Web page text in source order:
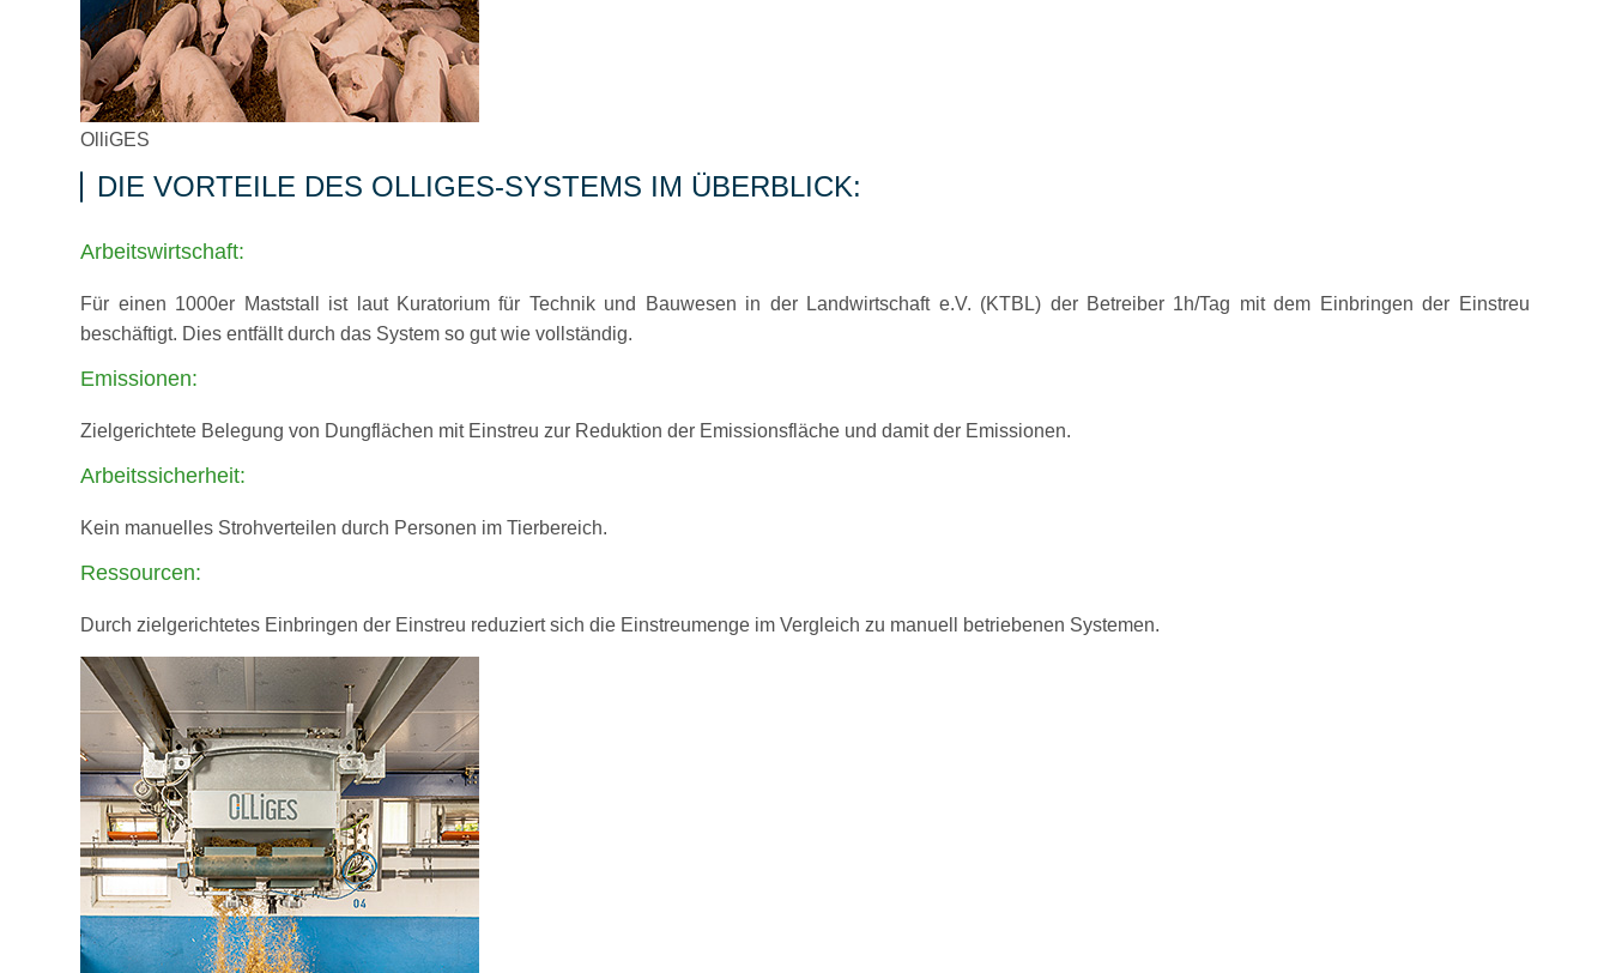
OlliGES
DIE VORTEILE DES OLLIGES-SYSTEMS IM ÜBERBLICK:
Arbeitswirtschaft:
Für einen 1000er Maststall ist laut Kuratorium für Technik und Bauwesen in der Landwirtschaft e.V. (KTBL) der Betreiber 1h/Tag mit dem Einbringen der Einstreu
beschäftigt. Dies entfällt durch das System so gut wie vollständig.
Emissionen:
Zielgerichtete Belegung von Dungflächen mit Einstreu zur Reduktion der Emissionsfläche und damit der Emissionen.
Arbeitssicherheit:
Kein manuelles Strohverteilen durch Personen im Tierbereich.
Ressourcen:
Durch zielgerichtetes Einbringen der Einstreu reduziert sich die Einstreumenge im Vergleich zu manuell betriebenen Systemen.